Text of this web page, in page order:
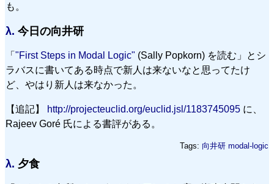
も。
λ. 今日の向井研
「 "First Steps in Modal Logic" (Sally Popkorn) を読む」とシ
ラバスに書いてある時点で新人は来ないなと思ってたけ
ど、やはり新人は来なかった。
【追記】 http://projecteuclid.org/euclid.jsl/1183745095 に、
Rajeev Goré 氏による書評がある。
Tags: 向井研 modal-logic
λ. 夕食